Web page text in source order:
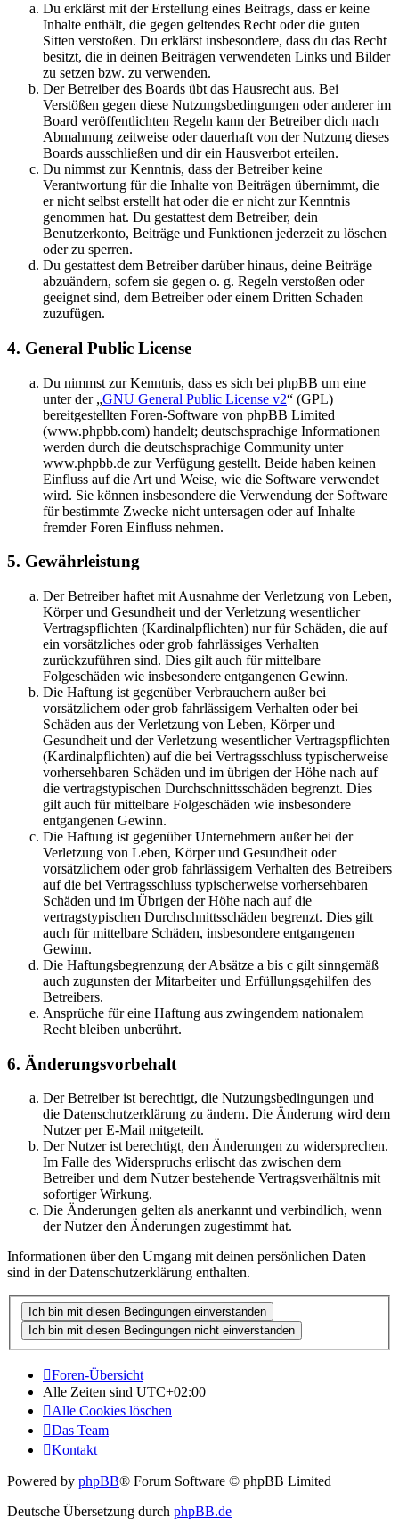
Du erklärst mit der Erstellung eines Beitrags, dass er keine
Inhalte enthält, die gegen geltendes Recht oder die guten
Sitten verstoßen. Du erklärst insbesondere, dass du das Recht
besitzt, die in deinen Beiträgen verwendeten Links und Bilder
zu setzen bzw. zu verwenden.
Der Betreiber des Boards übt das Hausrecht aus. Bei
Verstößen gegen diese Nutzungsbedingungen oder anderer im
Board veröffentlichten Regeln kann der Betreiber dich nach
Abmahnung zeitweise oder dauerhaft von der Nutzung dieses
Boards ausschließen und dir ein Hausverbot erteilen.
Du nimmst zur Kenntnis, dass der Betreiber keine
Verantwortung für die Inhalte von Beiträgen übernimmt, die
er nicht selbst erstellt hat oder die er nicht zur Kenntnis
genommen hat. Du gestattest dem Betreiber, dein
Benutzerkonto, Beiträge und Funktionen jederzeit zu löschen
oder zu sperren.
Du gestattest dem Betreiber darüber hinaus, deine Beiträge
abzuändern, sofern sie gegen o. g. Regeln verstoßen oder
geeignet sind, dem Betreiber oder einem Dritten Schaden
zuzufügen.
4. General Public License
Du nimmst zur Kenntnis, dass es sich bei phpBB um eine
unter der „GNU General Public License v2“ (GPL)
bereitgestellten Foren-Software von phpBB Limited
(www.phpbb.com) handelt; deutschsprachige Informationen
werden durch die deutschsprachige Community unter
www.phpbb.de zur Verfügung gestellt. Beide haben keinen
Einfluss auf die Art und Weise, wie die Software verwendet
wird. Sie können insbesondere die Verwendung der Software
für bestimmte Zwecke nicht untersagen oder auf Inhalte
fremder Foren Einfluss nehmen.
5. Gewährleistung
Der Betreiber haftet mit Ausnahme der Verletzung von Leben,
Körper und Gesundheit und der Verletzung wesentlicher
Vertragspflichten (Kardinalpflichten) nur für Schäden, die auf
ein vorsätzliches oder grob fahrlässiges Verhalten
zurückzuführen sind. Dies gilt auch für mittelbare
Folgeschäden wie insbesondere entgangenen Gewinn.
Die Haftung ist gegenüber Verbrauchern außer bei
vorsätzlichem oder grob fahrlässigem Verhalten oder bei
Schäden aus der Verletzung von Leben, Körper und
Gesundheit und der Verletzung wesentlicher Vertragspflichten
(Kardinalpflichten) auf die bei Vertragsschluss typischerweise
vorhersehbaren Schäden und im übrigen der Höhe nach auf
die vertragstypischen Durchschnittsschäden begrenzt. Dies
gilt auch für mittelbare Folgeschäden wie insbesondere
entgangenen Gewinn.
Die Haftung ist gegenüber Unternehmern außer bei der
Verletzung von Leben, Körper und Gesundheit oder
vorsätzlichem oder grob fahrlässigem Verhalten des Betreibers
auf die bei Vertragsschluss typischerweise vorhersehbaren
Schäden und im Übrigen der Höhe nach auf die
vertragstypischen Durchschnittsschäden begrenzt. Dies gilt
auch für mittelbare Schäden, insbesondere entgangenen
Gewinn.
Die Haftungsbegrenzung der Absätze a bis c gilt sinngemäß
auch zugunsten der Mitarbeiter und Erfüllungsgehilfen des
Betreibers.
Ansprüche für eine Haftung aus zwingendem nationalem
Recht bleiben unberührt.
6. Änderungsvorbehalt
Der Betreiber ist berechtigt, die Nutzungsbedingungen und
die Datenschutzerklärung zu ändern. Die Änderung wird dem
Nutzer per E-Mail mitgeteilt.
Der Nutzer ist berechtigt, den Änderungen zu widersprechen.
Im Falle des Widerspruchs erlischt das zwischen dem
Betreiber und dem Nutzer bestehende Vertragsverhältnis mit
sofortiger Wirkung.
Die Änderungen gelten als anerkannt und verbindlich, wenn
der Nutzer den Änderungen zugestimmt hat.
Informationen über den Umgang mit deinen persönlichen Daten
sind in der Datenschutzerklärung enthalten.
Foren-Übersicht
Alle Zeiten sind UTC+02:00
Alle Cookies löschen
Das Team
Kontakt
Powered by phpBB® Forum Software © phpBB Limited
Deutsche Übersetzung durch phpBB.de